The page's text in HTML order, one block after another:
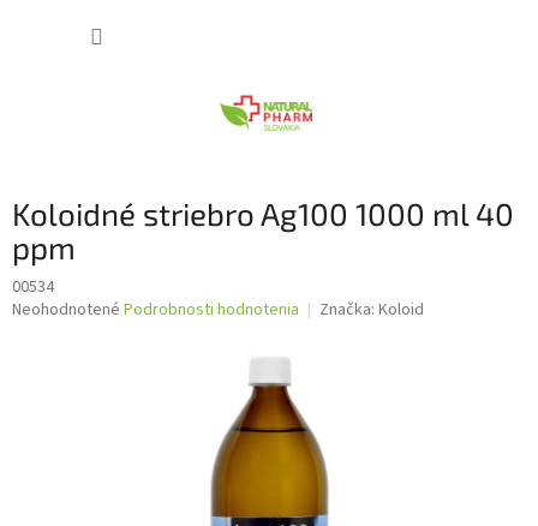
Koloidné striebro Ag100 1000 ml 40
ppm
00534
Priemerné
Neohodnotené Podrobnosti hodnotenia Značka: Koloid